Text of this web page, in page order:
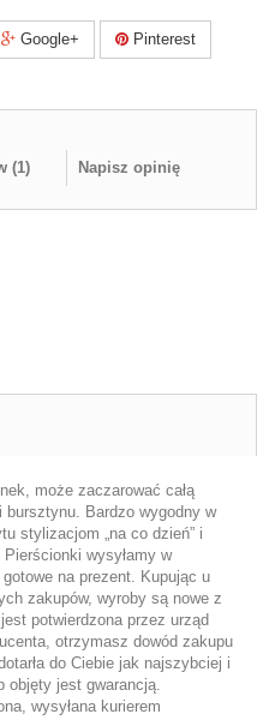
Google+ Pinterest
(1) Napisz opinię
może zaczarować całą
Bardzo wygodny w
stylizacjom „na co dzień” i
wysyłamy w
na prezent. Kupując u
zakupów, wyroby są nowe z
potwierdzona przez urząd
otrzymasz dowód zakupu
do Ciebie jak najszybciej i
objęty jest gwarancją.
wysyłana kurierem